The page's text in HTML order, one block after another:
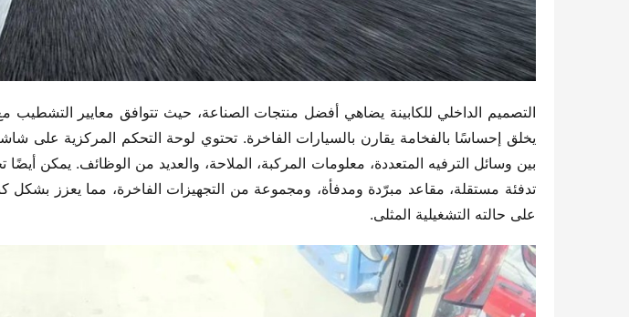
على حالته التشغيلية المثلى.